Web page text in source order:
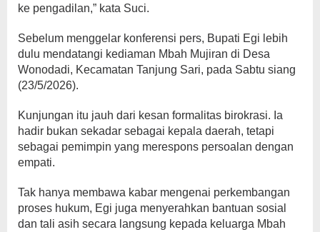
ke pengadilan,” kata Suci.
Sebelum menggelar konferensi pers, Bupati Egi lebih
dulu mendatangi kediaman Mbah Mujiran di Desa
Wonodadi, Kecamatan Tanjung Sari, pada Sabtu siang
(23/5/2026).
Kunjungan itu jauh dari kesan formalitas birokrasi. Ia
hadir bukan sekadar sebagai kepala daerah, tetapi
sebagai pemimpin yang merespons persoalan dengan
empati.
Tak hanya membawa kabar mengenai perkembangan
proses hukum, Egi juga menyerahkan bantuan sosial
dan tali asih secara langsung kepada keluarga Mbah